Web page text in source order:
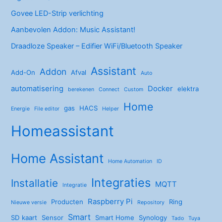
Govee LED-Strip verlichting
Aanbevolen Addon: Music Assistant!
Draadloze Speaker – Edifier WiFi/Bluetooth Speaker
Add-On Addon Afval Assistant Auto
automatisering berekenen Connect Custom Docker elektra
Energie File editor gas HACS Helper Home
Homeassistant
Home Assistant Home Automation ID
Installatie Integratie Integraties MQTT
Nieuwe versie Producten Raspberry Pi Repository
Ring
SD kaart
Sensor Smart Smart Home Synology Tado Tuya